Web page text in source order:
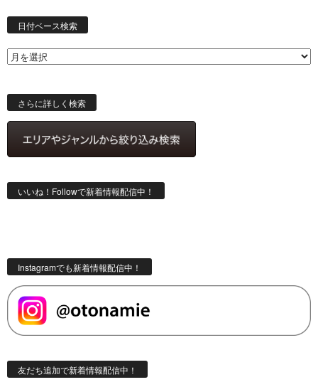
日付ベース検索
さらに詳しく検索
いいね！Followで新着情報配信中！
Instagramでも新着情報配信中！
友だち追加で新着情報配信中！